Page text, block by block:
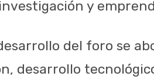
y
del foro se
desarrollo